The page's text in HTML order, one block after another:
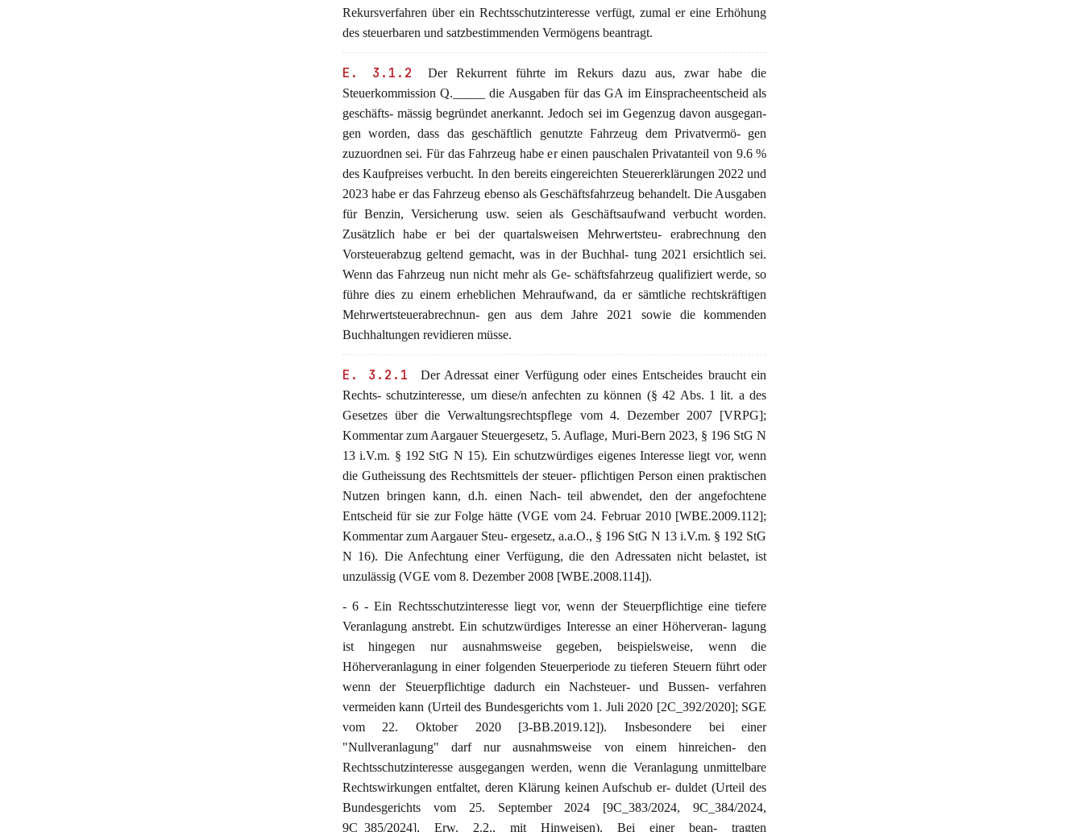
Rekursverfahren über ein Rechtsschutzinteresse verfügt, zumal er eine Erhöhung
des steuerbaren und satzbestimmenden Vermögens beantragt.
E. 3.1.2
Der Rekurrent führte im Rekurs dazu aus, zwar habe die
Steuerkommission Q._____ die Ausgaben für das GA im Einspracheentscheid als
geschäfts- mässig begründet anerkannt. Jedoch sei im Gegenzug davon ausgegan-
gen worden, dass das geschäftlich genutzte Fahrzeug dem Privatvermö- gen
zuzuordnen sei. Für das Fahrzeug habe er einen pauschalen Privatanteil von 9.6 %
des Kaufpreises verbucht. In den bereits eingereichten Steuererklärungen 2022 und
2023 habe er das Fahrzeug ebenso als Geschäftsfahrzeug behandelt. Die Ausgaben
für Benzin, Versicherung usw. seien als Geschäftsaufwand verbucht worden.
Zusätzlich habe er bei der quartalsweisen Mehrwertsteu- erabrechnung den
Vorsteuerabzug geltend gemacht, was in der Buchhal- tung 2021 ersichtlich sei.
Wenn das Fahrzeug nun nicht mehr als Ge- schäftsfahrzeug qualifiziert werde, so
führe dies zu einem erheblichen Mehraufwand, da er sämtliche rechtskräftigen
Mehrwertsteuerabrechnun- gen aus dem Jahre 2021 sowie die kommenden
Buchhaltungen revidieren müsse.
E. 3.2.1
Der Adressat einer Verfügung oder eines Entscheides braucht ein
Rechts- schutzinteresse, um diese/n anfechten zu können (§ 42 Abs. 1 lit. a des
Gesetzes über die Verwaltungsrechtspflege vom 4. Dezember 2007 [VRPG];
Kommentar zum Aargauer Steuergesetz, 5. Auflage, Muri-Bern 2023, § 196 StG N
13 i.V.m. § 192 StG N 15). Ein schutzwürdiges eigenes Interesse liegt vor, wenn
die Gutheissung des Rechtsmittels der steuer- pflichtigen Person einen praktischen
Nutzen bringen kann, d.h. einen Nach- teil abwendet, den der angefochtene
Entscheid für sie zur Folge hätte (VGE vom 24. Februar 2010 [WBE.2009.112];
Kommentar zum Aargauer Steu- ergesetz, a.a.O., § 196 StG N 13 i.V.m. § 192 StG
N 16). Die Anfechtung einer Verfügung, die den Adressaten nicht belastet, ist
unzulässig (VGE vom 8. Dezember 2008 [WBE.2008.114]).
- 6 - Ein Rechtsschutzinteresse liegt vor, wenn der Steuerpflichtige eine tiefere
Veranlagung anstrebt. Ein schutzwürdiges Interesse an einer Höherveran- lagung
ist hingegen nur ausnahmsweise gegeben, beispielsweise, wenn die
Höherveranlagung in einer folgenden Steuerperiode zu tieferen Steuern führt oder
wenn der Steuerpflichtige dadurch ein Nachsteuer- und Bussen- verfahren
vermeiden kann (Urteil des Bundesgerichts vom 1. Juli 2020 [2C_392/2020]; SGE
vom 22. Oktober 2020 [3-BB.2019.12]). Insbesondere bei einer
"Nullveranlagung" darf nur ausnahmsweise von einem hinreichen- den
Rechtsschutzinteresse ausgegangen werden, wenn die Veranlagung unmittelbare
Rechtswirkungen entfaltet, deren Klärung keinen Aufschub er- duldet (Urteil des
Bundesgerichts vom 25. September 2024 [9C_383/2024, 9C_384/2024,
9C_385/2024], Erw. 2.2., mit Hinweisen). Bei einer bean- tragten